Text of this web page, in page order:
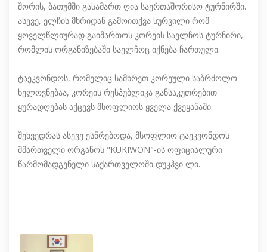
შორის, ბათუმში გასამართ ღია საერთაშორისო ტურნირში.
ასევე, ელჩის მხრიდან გამოითქვა სურვილი რომ
ყოველწლიურად გაიმართოს კორეის საელჩოს ტურნირი,
რომლის ორგანიზებაში საელჩოც იქნება ჩართული.
ტაეკვონდოს, რომელიც სამხრეთ კორეული საბრძოლო
ხელოვნებაა, კორეის რესპუბლიკა განსაკუთრებით
ყურადღებას აქცევს მსოფლიოს ყველა ქვეყანაში.
შეხვედრას ასევე ესწრებოდა, მსოფლიო ტაეკვონდოს
მმართველი ორგანოს "KUKIWON"-ის ოფიციალური
წარმომადგენელი საქართველოში დუკჰვი ლი.